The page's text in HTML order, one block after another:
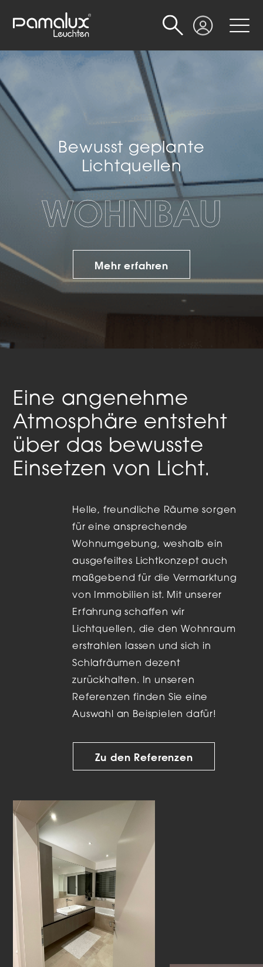
Login
Suche
Bewusst geplante
Lichtquellen
WOHNBAU
Mehr erfahren
Eine angenehme
Atmosphäre entsteht
über das bewusste
Einsetzen von Licht.
Helle, freundliche Räume sorgen
für eine ansprechende
Wohnumgebung, weshalb ein
ausgefeiltes Lichtkonzept auch
maßgebend für die Vermarktung
von Immobilien ist. Mit unserer
Erfahrung schaffen wir
Lichtquellen, die den Wohnraum
erstrahlen lassen und sich in
Schlafräumen dezent
zurückhalten. In unseren
Referenzen finden Sie eine
Auswahl an Beispielen dafür!
Zu den Referenzen